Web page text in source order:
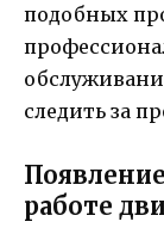
подобных
следить за
работе